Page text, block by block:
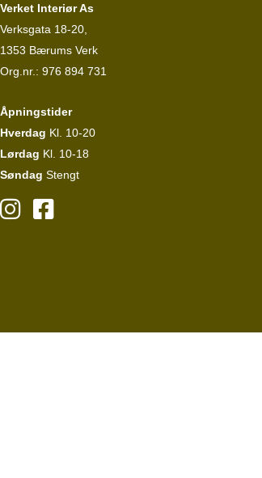
Verket Interiør As
Verksgata 18-20,
1353 Bærums Verk
Org.nr.: 976 894 731
Åpningstider
Hverdag Kl. 10-20
Lørdag Kl. 10-18
Søndag Stengt